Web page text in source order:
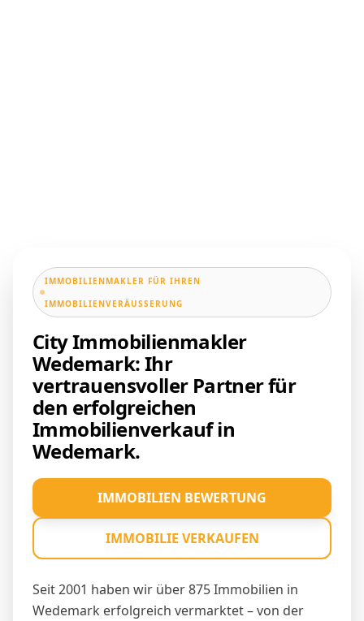
IMMOBILIENMAKLER FÜR IHREN
IMMOBILIENVERÄUSSERUNG
City Immobilienmakler
Wedemark: Ihr
vertrauensvoller Partner für
den erfolgreichen
Immobilienverkauf in
Wedemark.
Seit 2001 haben wir über 875 Immobilien in
Wedemark erfolgreich vermarktet – von der
IMMOBILIEN BEWERTUNG
IMMOBILIE VERKAUFEN